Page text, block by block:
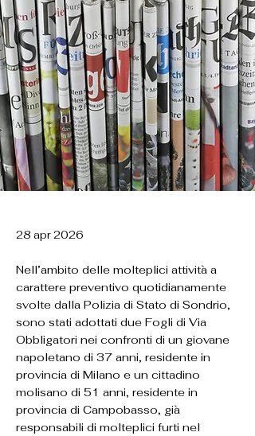
28 apr 2026
Nell’ambito delle molteplici attività a
carattere preventivo quotidianamente
svolte dalla Polizia di Stato di Sondrio,
sono stati adottati due Fogli di Via
Obbligatori nei confronti di un giovane
napoletano di 37 anni, residente in
provincia di Milano e un cittadino
molisano di 51 anni, residente in
provincia di Campobasso, già
responsabili di molteplici furti nel